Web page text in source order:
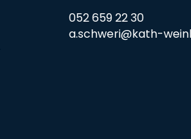
052 659 22 30
a.schweri@kath-